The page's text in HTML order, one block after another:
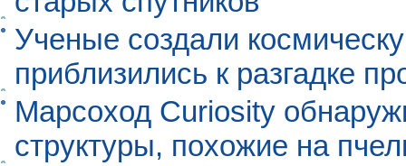
Ученые создали
приблизились к разгадке
Марсоход Curiosity
структуры, похожие на